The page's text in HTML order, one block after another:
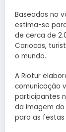
Baseados no
estima-se
de cerca de
Cariocas,
o mundo.
A Riotur
comunicação
participantes
da imagem
para as